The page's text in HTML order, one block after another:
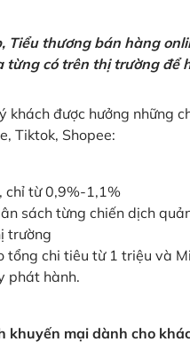
Tiểu thương bán hàng
từng có trên thị trường
khách được hưởng những
Tiktok, Shopee:
chỉ từ 0,9%-1,1%
sách từng chiến dịch
trường
tổng chi tiêu từ 1 triệu và
phát hành.
mại dành cho